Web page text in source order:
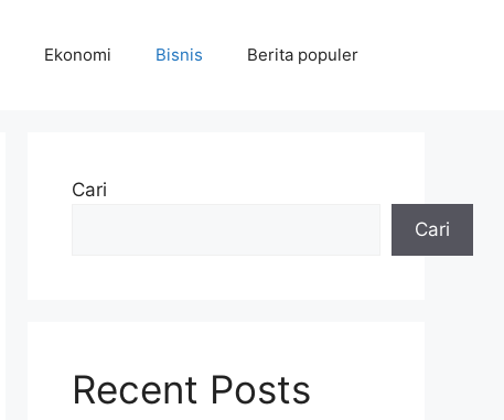
Ekonomi Bisnis Berita populer
Cari
Cari
Recent Posts